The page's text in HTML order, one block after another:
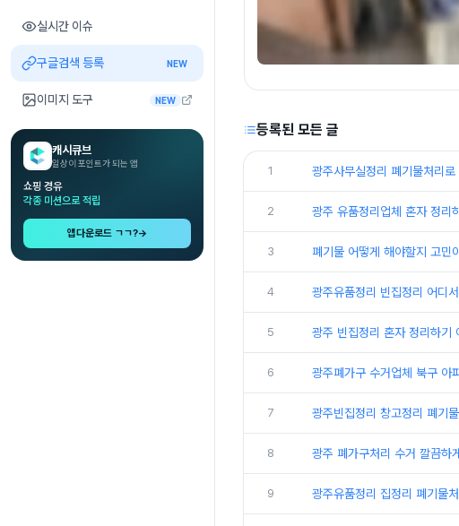
실시간 이슈
구글검색 등록 NEW
이미지 도구 NEW
캐시큐브
일상이 포인트가 되는 앱
쇼핑 경유
각종 미션으로 적립
앱다운로드 ㄱㄱ?→
등록된 모든 글
1 광주사무실정리 폐기물처리
2 광주 유품정리업체 혼자 정리
3 폐기물 어떻게 해야할지 고민
4 광주유품정리 빈집정리 어디
5 광주 빈집정리 혼자 정리하기
6 광주폐가구 수거업체 북구 아
7 광주빈집정리 창고정리 폐기
8 광주 폐가구처리 수거 깔끔하
9 광주유품정리 집정리 폐기물